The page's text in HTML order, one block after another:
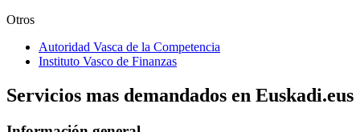
Otros
Autoridad Vasca de la Competencia
Instituto Vasco de Finanzas
Servicios mas demandados en Euskadi.eus